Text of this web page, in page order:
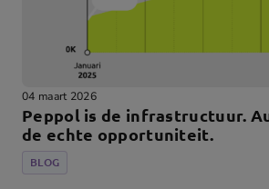
04 maart 2026
Peppol is de infrastructuur.
de echte opportuniteit.
BLOG